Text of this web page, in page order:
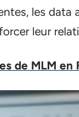
les data
leur
de MLM en